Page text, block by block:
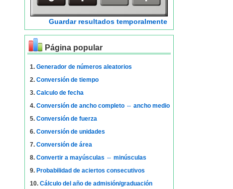
Guardar resultados temporalmente
Página popular
1. Generador de números aleatorios
2. Conversión de tiempo
3. Calculo de fecha
4. Conversión de ancho completo ⇔ ancho medio
5. Conversión de fuerza
6. Conversión de unidades
7. Conversión de área
8. Convertir a mayúsculas ⇔ minúsculas
9. Probabilidad de aciertos consecutivos
10. Cálculo del año de admisión/graduación